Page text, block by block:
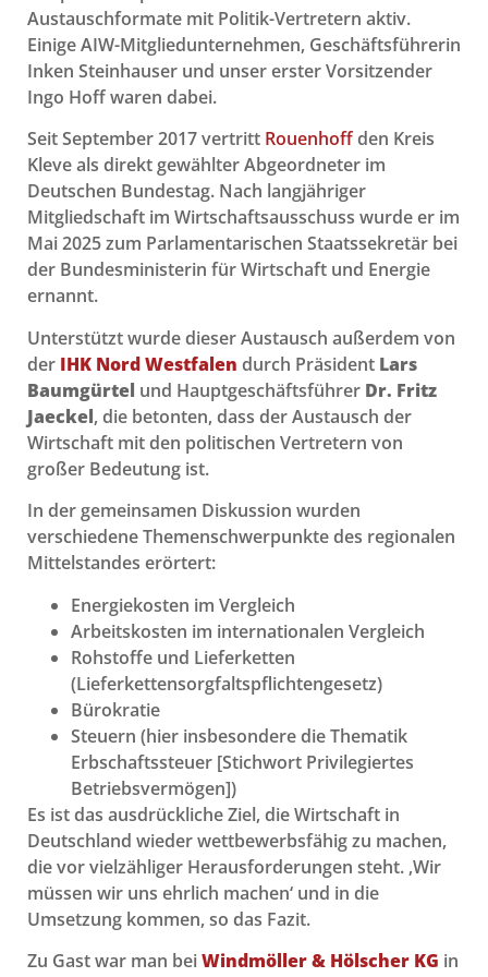
Austauschformate mit Politik-Vertretern aktiv.
Einige AIW-Mitgliedunternehmen, Geschäftsführerin
Inken Steinhauser und unser erster Vorsitzender
Ingo Hoff waren dabei.
Seit September 2017 vertritt Rouenhoffden Kreis
Kleve als direkt gewählter Abgeordneter im
Deutschen Bundestag. Nach langjähriger
Mitgliedschaft im Wirtschaftsausschuss wurde er im
Mai 2025 zum Parlamentarischen Staatssekretär bei
der Bundesministerin für Wirtschaft und Energie
ernannt.
Unterstützt wurde dieser Austausch außerdem von
der IHK Nord Westfalen durch Präsident Lars
Baumgürtel und Hauptgeschäftsführer Dr. Fritz
Jaeckel, die betonten, dass der Austausch der
Wirtschaft mit den politischen Vertretern von
großer Bedeutung ist.
In der gemeinsamen Diskussion wurden
verschiedene Themenschwerpunkte des regionalen
Mittelstandes erörtert:
Energiekosten im Vergleich
Arbeitskosten im internationalen Vergleich
Rohstoffe und Lieferketten
(Lieferkettensorgfaltspflichtengesetz)
Bürokratie
Steuern (hier insbesondere die Thematik
Erbschaftssteuer [Stichwort Privilegiertes
Betriebsvermögen])
Es ist das ausdrückliche Ziel, die Wirtschaft in
Deutschland wieder wettbewerbsfähig zu machen,
die vor vielzähliger Herausforderungen steht. ‚Wir
müssen wir uns ehrlich machen‘ und in die
Umsetzung kommen, so das Fazit.
Zu Gast war man beiWindmöller & Hölscher KG in